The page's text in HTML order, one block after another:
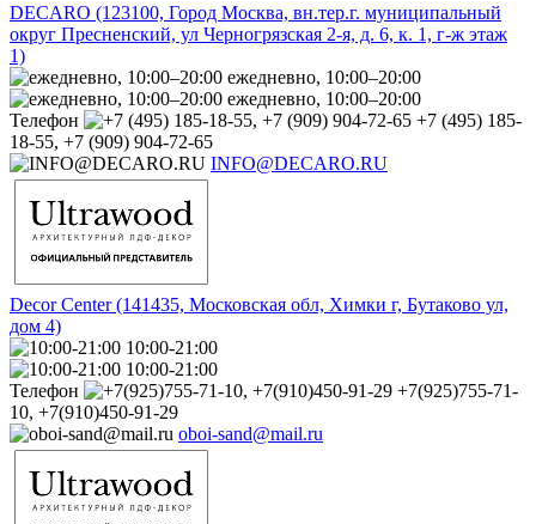
DECARO (123100, Город Москва, вн.тер.г. муниципальный
округ Пресненский, ул Черногрязская 2-я, д. 6, к. 1, г-ж этаж
1)
ежедневно, 10:00–20:00
ежедневно, 10:00–20:00
Телефон
+7 (495) 185-
18-55, +7 (909) 904-72-65
INFO@DECARO.RU
Decor Center (141435, Московская обл, Химки г, Бутаково ул,
дом 4)
10:00-21:00
10:00-21:00
Телефон
+7(925)755-71-
10, +7(910)450-91-29
oboi-sand@mail.ru